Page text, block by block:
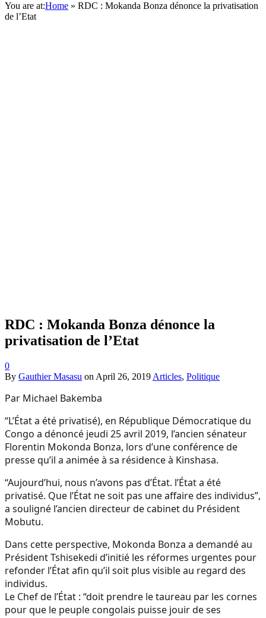
You are at:Home » RDC : Mokanda Bonza dénonce la privatisation
de l’Etat
RDC : Mokanda Bonza dénonce la
privatisation de l’Etat
0
By Gauthier Masasu on April 26, 2019 Articles, Politique
Par Michael Bakemba
“L’État a été privatisé), en République Démocratique du
Congo a dénoncé jeudi 25 avril 2019, l’ancien sénateur
Florentin Mokonda Bonza, lors d’une conférence de
presse qu’il a animée à sa résidence à Kinshasa.
“Aujourd’hui, nous n’avons pas d’État. l’État a été
privatisé. Que l’État ne soit pas une affaire des individus”,
a souligné l’ancien directeur de cabinet du Président
Mobutu.
Dans cette perspective, Mokonda Bonza a demandé au
Président Tshisekedi d’initié les réformes urgentes pour
refonder l’État afin qu’il soit plus visible au regard des
individus.
Le Chef de l’État : “doit prendre le taureau par les cornes
pour que le peuple congolais puisse jouir de ses